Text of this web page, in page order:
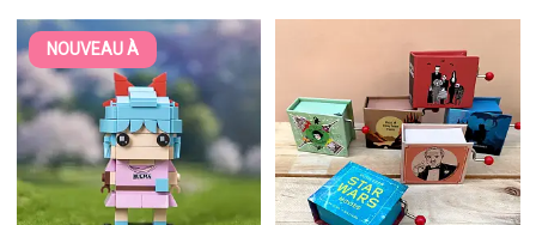
NOUVEAU À